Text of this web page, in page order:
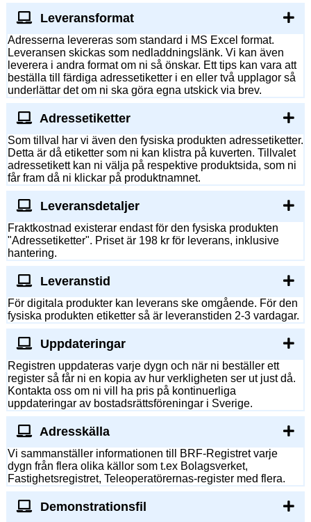
Leveransformat
Adresserna levereras som standard i MS Excel format.
Leveransen skickas som nedladdningslänk. Vi kan även
leverera i andra format om ni så önskar. Ett tips kan vara att
beställa till färdiga adressetiketter i en eller två upplagor så
underlättar det om ni ska göra egna utskick via brev.
Adressetiketter
Som tillval har vi även den fysiska produkten adressetiketter.
Detta är då etiketter som ni kan klistra på kuverten. Tillvalet
adressetikett kan ni välja på respektive produktsida, som ni
får fram då ni klickar på produktnamnet.
Leveransdetaljer
Fraktkostnad existerar endast för den fysiska produkten
"Adressetiketter". Priset är 198 kr för leverans, inklusive
hantering.
Leveranstid
För digitala produkter kan leverans ske omgående. För den
fysiska produkten etiketter så är leveranstiden 2-3 vardagar.
Uppdateringar
Registren uppdateras varje dygn och när ni beställer ett
register så får ni en kopia av hur verkligheten ser ut just då.
Kontakta oss om ni vill ha pris på kontinuerliga
uppdateringar av bostadsrättsföreningar i Sverige.
Adresskälla
Vi sammanställer informationen till BRF-Registret varje
dygn från flera olika källor som t.ex Bolagsverket,
Fastighetsregistret, Teleoperatörernas-register med flera.
Demonstrationsfil